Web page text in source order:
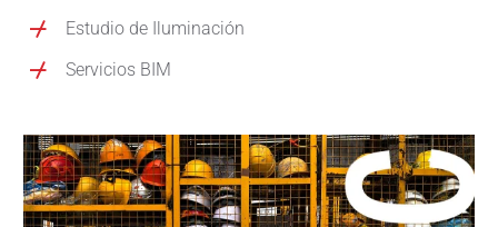
Estudio de Iluminación
Servicios BIM